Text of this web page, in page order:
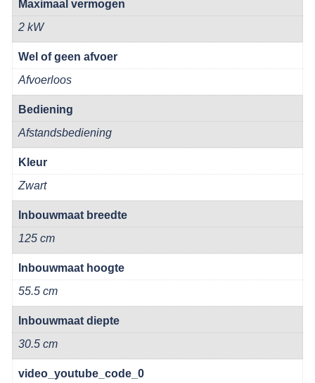
Maximaal vermogen
2 kW
Wel of geen afvoer
Afvoerloos
Bediening
Afstandsbediening
Kleur
Zwart
Inbouwmaat breedte
125 cm
Inbouwmaat hoogte
55.5 cm
Inbouwmaat diepte
30.5 cm
video_youtube_code_0